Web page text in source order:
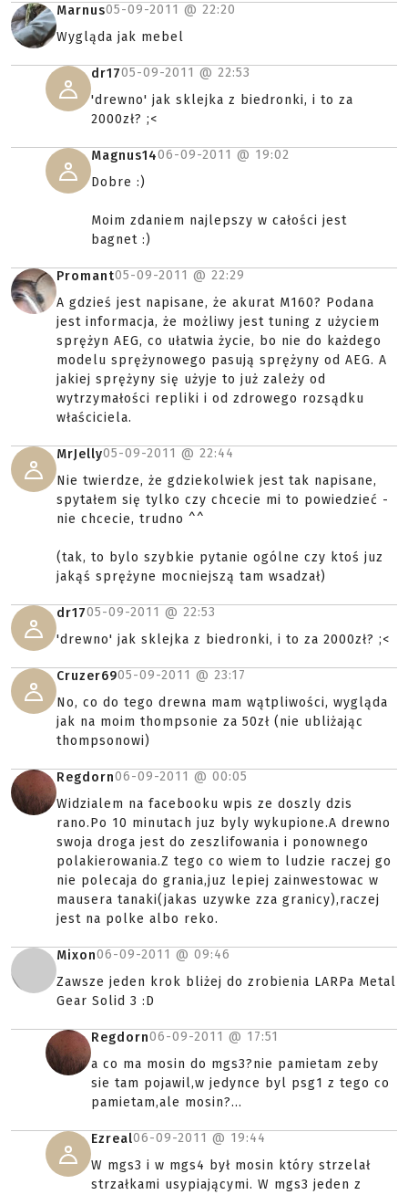
Marnus05-09-2011 @ 22:20
Wygląda jak mebel
dr1705-09-2011 @ 22:53
'drewno' jak sklejka z biedronki, i to za
2000zł? ;<
Magnus1406-09-2011 @ 19:02
Dobre :)
Moim zdaniem najlepszy w całości jest
bagnet :)
Promant05-09-2011 @ 22:29
A gdzieś jest napisane, że akurat M160? Podana
jest informacja, że możliwy jest tuning z użyciem
sprężyn AEG, co ułatwia życie, bo nie do każdego
modelu sprężynowego pasują sprężyny od AEG. A
jakiej sprężyny się użyje to już zależy od
wytrzymałości repliki i od zdrowego rozsądku
właściciela.
MrJelly05-09-2011 @ 22:44
Nie twierdze, że gdziekolwiek jest tak napisane,
spytałem się tylko czy chcecie mi to powiedzieć -
nie chcecie, trudno ^^
(tak, to bylo szybkie pytanie ogólne czy ktoś juz
jakąś sprężyne mocniejszą tam wsadzał)
dr1705-09-2011 @ 22:53
'drewno' jak sklejka z biedronki, i to za 2000zł? ;<
Cruzer6905-09-2011 @ 23:17
No, co do tego drewna mam wątpliwości, wygląda
jak na moim thompsonie za 50zł (nie ubliżając
thompsonowi)
Regdorn06-09-2011 @ 00:05
Widzialem na facebooku wpis ze doszly dzis
rano.Po 10 minutach juz byly wykupione.A drewno
swoja droga jest do zeszlifowania i ponownego
polakierowania.Z tego co wiem to ludzie raczej go
nie polecaja do grania,juz lepiej zainwestowac w
mausera tanaki(jakas uzywke zza granicy),raczej
jest na polke albo reko.
Mixon06-09-2011 @ 09:46
Zawsze jeden krok bliżej do zrobienia LARPa Metal
Gear Solid 3 :D
Regdorn06-09-2011 @ 17:51
a co ma mosin do mgs3?nie pamietam zeby
sie tam pojawil,w jedynce byl psg1 z tego co
pamietam,ale mosin?...
Ezreal06-09-2011 @ 19:44
W mgs3 i w mgs4 był mosin który strzelał
strzałkami usypiającymi. W mgs3 jeden z